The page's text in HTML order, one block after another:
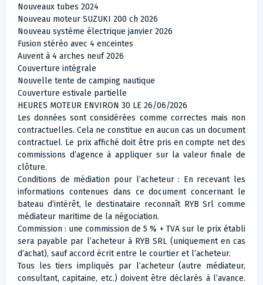
Nouveaux tubes 2024
Nouveau moteur SUZUKI 200 ch 2026
Nouveau système électrique janvier 2026
Fusion stéréo avec 4 enceintes
Auvent à 4 arches neuf 2026
Couverture intégrale
Nouvelle tente de camping nautique
Couverture estivale partielle
HEURES MOTEUR ENVIRON 30 LE 26/06/2026
Les données sont considérées comme correctes mais non
contractuelles. Cela ne constitue en aucun cas un document
contractuel. Le prix affiché doit être pris en compte net des
commissions d’agence à appliquer sur la valeur finale de
clôture.
Conditions de médiation pour l’acheteur : En recevant les
informations contenues dans ce document concernant le
bateau d’intérêt, le destinataire reconnaît RYB Srl comme
médiateur maritime de la négociation.
Commission : une commission de 5 % + TVA sur le prix établi
sera payable par l’acheteur à RYB SRL (uniquement en cas
d’achat), sauf accord écrit entre le courtier et l’acheteur.
Tous les tiers impliqués par l’acheteur (autre médiateur,
consultant, capitaine, etc.) doivent être déclarés à l’avance.